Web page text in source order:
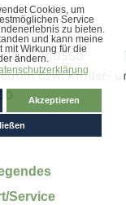
334041
0800-1110550
bzw. Kinder-